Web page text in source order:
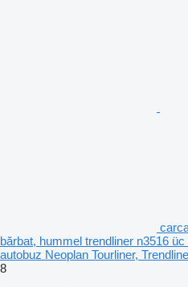
bărbat, hummel trendliner n3516
autobuz Neoplan Tourliner,
8